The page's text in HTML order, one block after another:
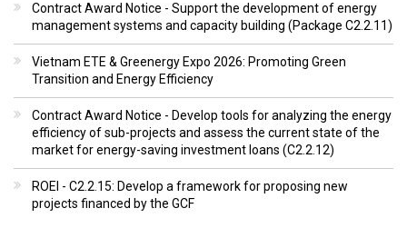
Contract Award Notice - Support the development of energy
management systems and capacity building (Package C2.2.11)
Vietnam ETE & Greenergy Expo 2026: Promoting Green
Transition and Energy Efficiency
Contract Award Notice - Develop tools for analyzing the energy
efficiency of sub-projects and assess the current state of the
market for energy-saving investment loans (C2.2.12)
ROEI - C2.2.15: Develop a framework for proposing new
projects financed by the GCF